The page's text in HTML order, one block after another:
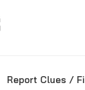
Report Clues /